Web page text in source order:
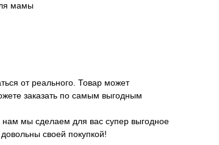
мамы
от реального. Товар может
заказать по самым выгодным
мы сделаем для вас супер выгодное
своей покупкой!